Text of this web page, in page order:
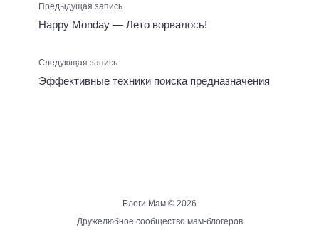
Предыдущая запись
Happy Monday — Лето ворвалось!
Следующая запись
Эффективные техники поиска предназначения
Блоги Мам © 2026
Дружелюбное сообщество мам-блогеров